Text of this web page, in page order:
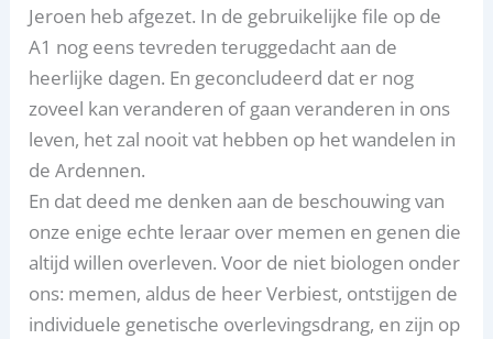
Jeroen heb afgezet. In de gebruikelijke file op de
A1 nog eens tevreden teruggedacht aan de
heerlijke dagen. En geconcludeerd dat er nog
zoveel kan veranderen of gaan veranderen in ons
leven, het zal nooit vat hebben op het wandelen in
de Ardennen.
En dat deed me denken aan de beschouwing van
onze enige echte leraar over memen en genen die
altijd willen overleven. Voor de niet biologen onder
ons: memen, aldus de heer Verbiest, ontstijgen de
individuele genetische overlevingsdrang, en zijn op